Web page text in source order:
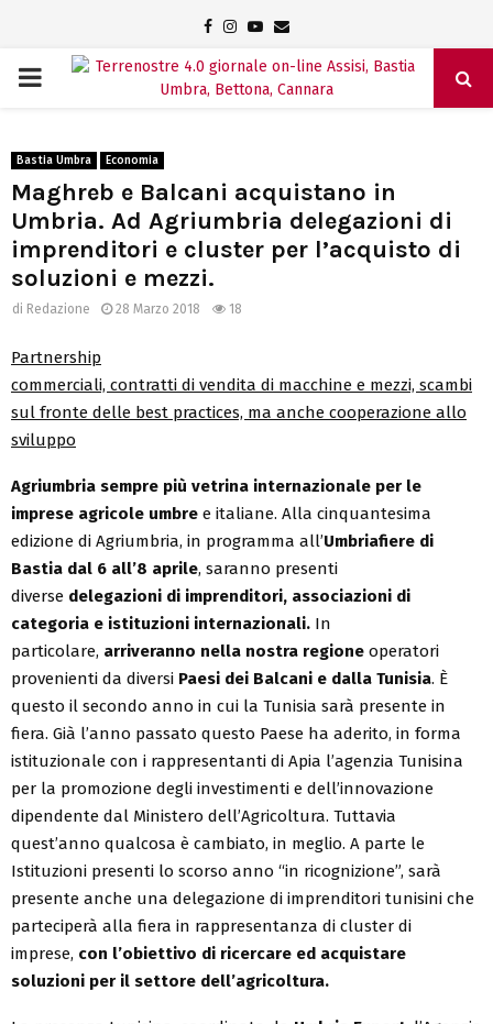
Facebook
Instagram
Youtube
Email
PRIMARY
Bastia Umbra Economia
Maghreb e Balcani acquistano in
Umbria. Ad Agriumbria delegazioni di
imprenditori e cluster per l’acquisto di
soluzioni e mezzi.
di Redazione 28 Marzo 2018 18
Partnership
commerciali, contratti di vendita di macchine e mezzi, scambi
sul fronte delle best practices, ma anche cooperazione allo
sviluppo
Agriumbria sempre più vetrina internazionale per le
imprese agricole umbre e italiane. Alla cinquantesima
edizione di Agriumbria, in programma all’Umbriafiere di
Bastia dal 6 all’8 aprile, saranno presenti
diverse delegazioni di imprenditori, associazioni di
categoria e istituzioni internazionali. In
particolare, arriveranno nella nostra regione operatori
provenienti da diversi Paesi dei Balcani e dalla Tunisia. È
questo il secondo anno in cui la Tunisia sarà presente in
fiera. Già l’anno passato questo Paese ha aderito, in forma
istituzionale con i rappresentanti di Apia l’agenzia Tunisina
per la promozione degli investimenti e dell’innovazione
dipendente dal Ministero dell’Agricoltura. Tuttavia
quest’anno qualcosa è cambiato, in meglio. A parte le
Istituzioni presenti lo scorso anno “in ricognizione”, sarà
presente anche una delegazione di imprenditori tunisini che
parteciperà alla fiera in rappresentanza di cluster di
imprese, con l’obiettivo di ricercare ed acquistare
soluzioni per il settore dell’agricoltura.